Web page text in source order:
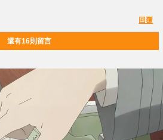
回覆
還有16則留言